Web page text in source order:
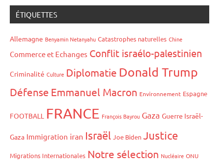
ÉTIQUETTES
Allemagne Benyamin Netanyahu Catastrophes naturelles Chine
Commerce et Echanges Conflit israélo-palestinien
Criminalité Culture Diplomatie Donald Trump
Défense Emmanuel Macron Environnement Espagne
FOOTBALL FRANCE François Bayrou Gaza Guerre Israël-
Gaza Immigration iran Israël Joe Biden Justice
Migrations Internationales Notre sélection Nucléaire ONU